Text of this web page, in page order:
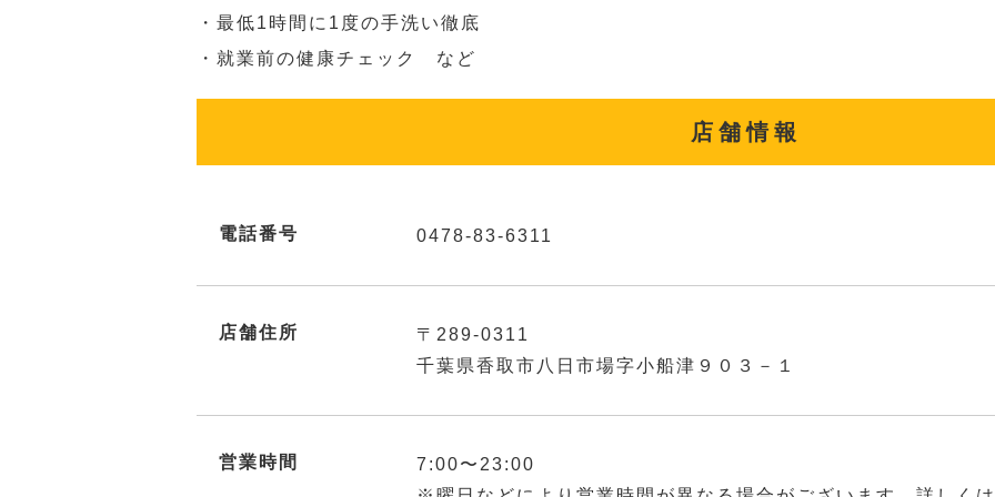
・最低1時間に1度の手洗い徹底
・就業前の健康チェック など
店舗情報
電話番号 0478-83-6311
店舗住所
〒289-0311
千葉県香取市八日市場字小船津９０３－１
営業時間
7:00〜23:00